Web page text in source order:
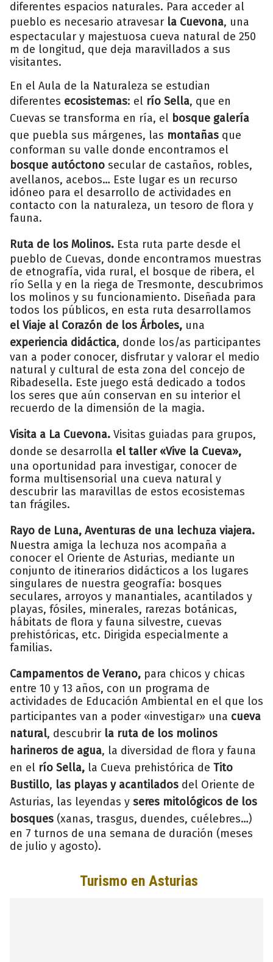
diferentes espacios naturales. Para acceder al
pueblo es necesario atravesar la Cuevona, una
espectacular y majestuosa cueva natural de 250
m de longitud, que deja maravillados a sus
visitantes.
En el Aula de la Naturaleza se estudian
diferentes ecosistemas: el río Sella, que en
Cuevas se transforma en ría, el bosque galería
que puebla sus márgenes, las montañas que
conforman su valle donde encontramos el
bosque autóctono secular de castaños, robles,
avellanos, acebos… Este lugar es un recurso
idóneo para el desarrollo de actividades en
contacto con la naturaleza, un tesoro de flora y
fauna.
Ruta de los Molinos. Esta ruta parte desde el
pueblo de Cuevas, donde encontramos muestras
de etnografía, vida rural, el bosque de ribera, el
río Sella y en la riega de Tresmonte, descubrimos
los molinos y su funcionamiento. Diseñada para
todos los públicos, en esta ruta desarrollamos
el Viaje al Corazón de los Árboles, una
experiencia didáctica, donde los/as participantes
van a poder conocer, disfrutar y valorar el medio
natural y cultural de esta zona del concejo de
Ribadesella. Este juego está dedicado a todos
los seres que aún conservan en su interior el
recuerdo de la dimensión de la magia.
Visita a La Cuevona. Visitas guiadas para grupos,
donde se desarrolla el taller «Vive la Cueva»,
una oportunidad para investigar, conocer de
forma multisensorial una cueva natural y
descubrir las maravillas de estos ecosistemas
tan frágiles.
Rayo de Luna, Aventuras de una lechuza viajera.
Nuestra amiga la lechuza nos acompaña a
conocer el Oriente de Asturias, mediante un
conjunto de itinerarios didácticos a los lugares
singulares de nuestra geografía: bosques
seculares, arroyos y manantiales, acantilados y
playas, fósiles, minerales, rarezas botánicas,
hábitats de flora y fauna silvestre, cuevas
prehistóricas, etc. Dirigida especialmente a
familias.
Campamentos de Verano, para chicos y chicas
entre 10 y 13 años, con un programa de
actividades de Educación Ambiental en el que los
participantes van a poder «investigar» una cueva
natural, descubrir la ruta de los molinos
harineros de agua, la diversidad de flora y fauna
en el río Sella, la Cueva prehistórica de Tito
Bustillo, las playas y acantilados del Oriente de
Asturias, las leyendas y seres mitológicos de los
bosques (xanas, trasgus, duendes, cuélebres…)
en 7 turnos de una semana de duración (meses
de julio y agosto).